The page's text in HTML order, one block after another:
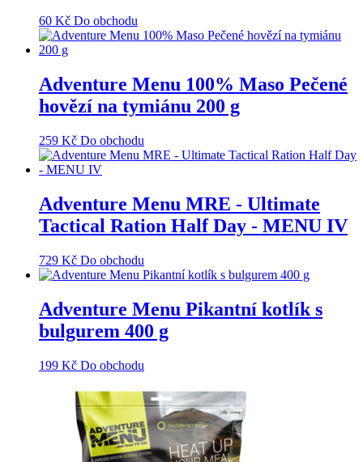
60 Kč Do obchodu
Adventure Menu 100% Maso Pečené
hovězí na tymiánu 200 g
259 Kč Do obchodu
Adventure Menu MRE - Ultimate
Tactical Ration Half Day - MENU IV
729 Kč Do obchodu
Adventure Menu Pikantní kotlík s
bulgurem 400 g
199 Kč Do obchodu